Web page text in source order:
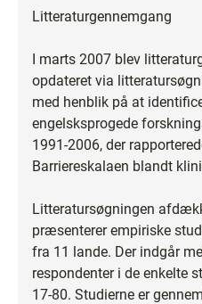
Litteraturgennemgang
I marts 2007 blev
opdateret via
med henblik på at
engelsksprogede
1991-2006, der
Barriereskalaen blandt
Litteratursøgningen
præsenterer empiriske
fra 11 lande. Der indgår
respondenter i de enkelte
17-80. Studierne er